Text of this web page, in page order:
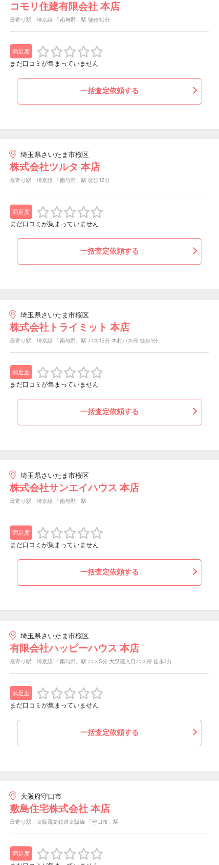
コモリ住建有限会社 本店
最寄り駅：埼京線 「南与野」駅 徒歩10分
満足度
まだ口コミが集まっていません
一括査定依頼する
埼玉県さいたま市桜区
株式会社ツルタ 本店
最寄り駅：埼京線 「南与野」駅 徒歩12分
満足度
まだ口コミが集まっていません
一括査定依頼する
埼玉県さいたま市桜区
株式会社トライミット 本店
最寄り駅：埼京線 「南与野」駅 バス15分 本村バス停 徒歩1分
満足度
まだ口コミが集まっていません
一括査定依頼する
埼玉県さいたま市桜区
株式会社サンエイハウス 本店
最寄り駅：埼京線 「南与野」駅
満足度
まだ口コミが集まっていません
一括査定依頼する
埼玉県さいたま市桜区
有限会社ハッピーハウス 本店
最寄り駅：埼京線 「南与野」駅 バス5分 大泉院入口バス停 徒歩1分
満足度
まだ口コミが集まっていません
一括査定依頼する
大阪府守口市
敷島住宅株式会社 本店
最寄り駅：京阪電気鉄道京阪線 「守口市」駅
満足度